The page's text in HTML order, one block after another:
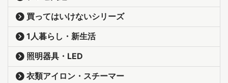
買ってはいけないシリーズ
1人暮らし・新生活
照明器具・LED
衣類アイロン・スチーマー